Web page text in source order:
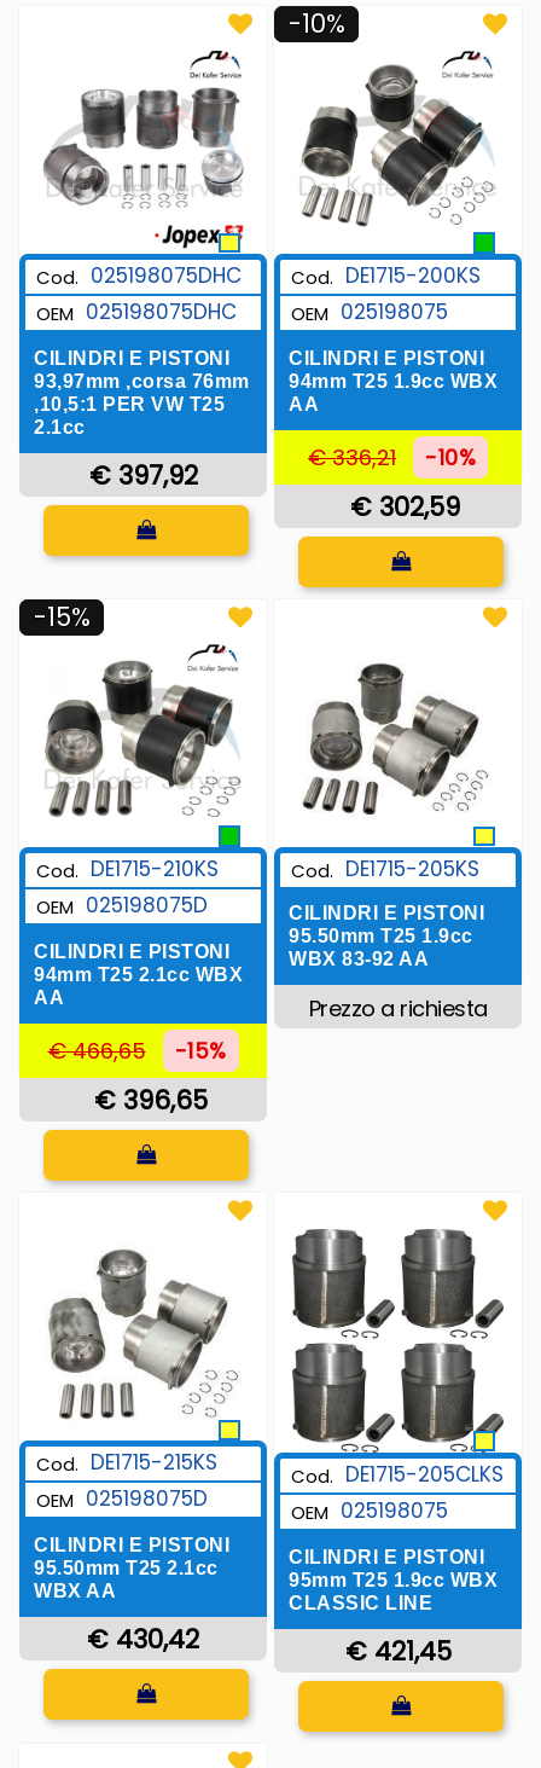
Cod. 025198075DHC
OEM 025198075DHC
CILINDRI E PISTONI
93,97mm ,corsa 76mm
,10,5:1 PER VW T25
2.1cc
€ 397,92
Quantità
-10%
Cod. DE1715-200KS
OEM 025198075
CILINDRI E PISTONI
94mm T25 1.9cc WBX
AA
€ 336,21 -10%
€ 302,59
Quantità
-15%
Cod. DE1715-210KS
OEM 025198075D
CILINDRI E PISTONI
94mm T25 2.1cc WBX
AA
€ 466,65 -15%
€ 396,65
Quantità
Cod. DE1715-205KS
CILINDRI E PISTONI
95.50mm T25 1.9cc
WBX 83-92 AA
Prezzo a richiesta
Cod. DE1715-215KS
OEM 025198075D
CILINDRI E PISTONI
95.50mm T25 2.1cc
WBX AA
€ 430,42
Quantità
Cod. DE1715-205CLKS
OEM 025198075
CILINDRI E PISTONI
95mm T25 1.9cc WBX
CLASSIC LINE
€ 421,45
Quantità